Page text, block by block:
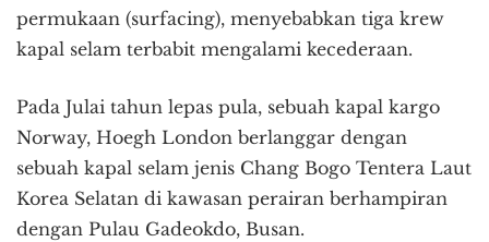
permukaan (surfacing), menyebabkan tiga krew
kapal selam terbabit mengalami kecederaan.
Pada Julai tahun lepas pula, sebuah kapal kargo
Norway, Hoegh London berlanggar dengan
sebuah kapal selam jenis Chang Bogo Tentera Laut
Korea Selatan di kawasan perairan berhampiran
dengan Pulau Gadeokdo, Busan.